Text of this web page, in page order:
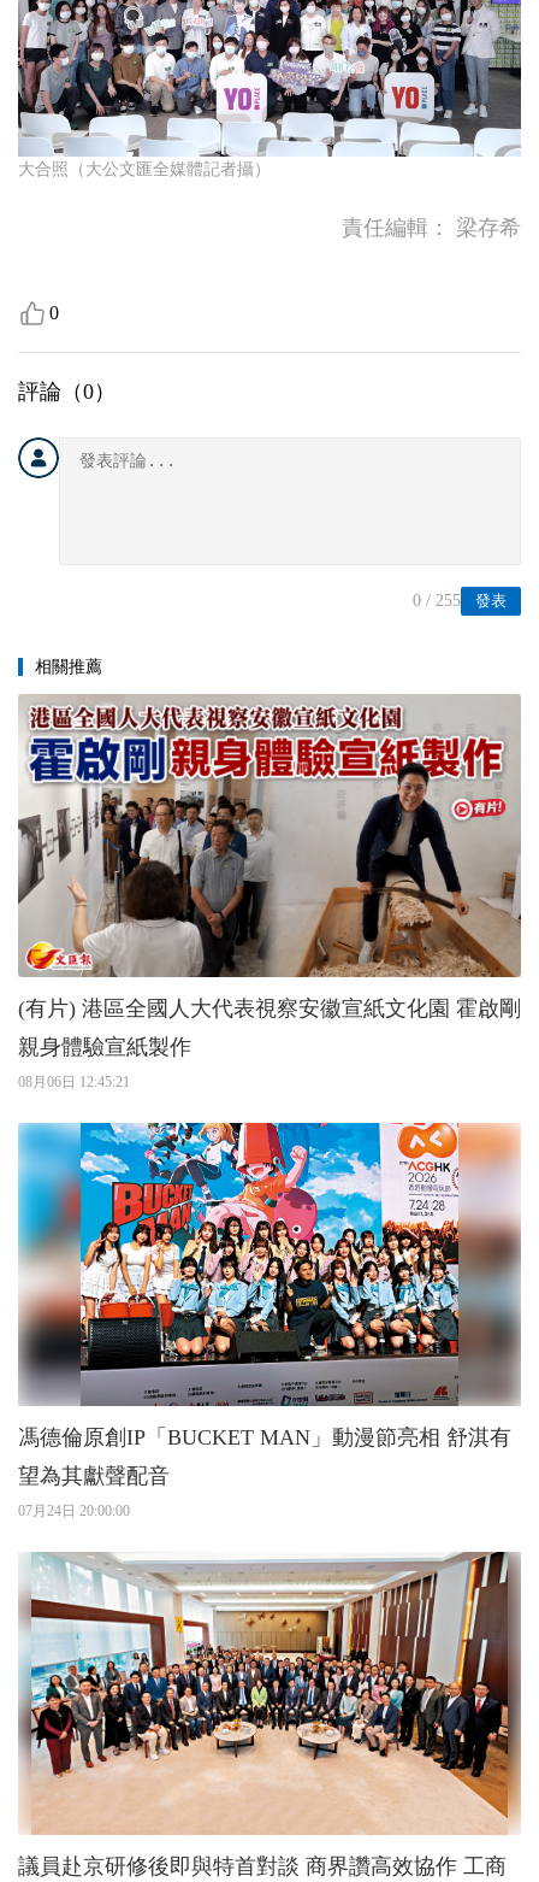
大合照（大公文匯全媒體記者攝）
責任編輯： 梁存希
0
評論（0）
發表
0 / 255
相關推薦
(有片) 港區全國人大代表視察安徽宣紙文化園 霍啟剛
親身體驗宣紙製作
08月06日 12:45:21
馮德倫原創IP「BUCKET MAN」動漫節亮相 舒淇有
望為其獻聲配音
07月24日 20:00:00
議員赴京研修後即與特首對談 商界讚高效協作 工商